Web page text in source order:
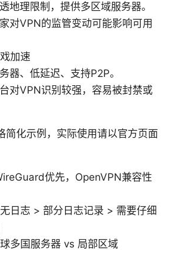
地理限制，提供多区域服务器。
对VPN的监管变动可能影响可用
加速
器、低延迟、支持P2P。
对VPN识别较强，容易被封禁或
简化示例，实际使用请以官方页面
优先，OpenVPN兼容性
日志 > 部分日志记录 > 需要仔细
多国服务器 vs 局部区域